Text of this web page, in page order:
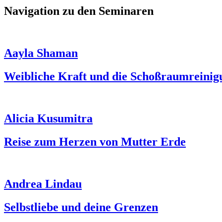
Navigation zu den Seminaren
Aayla Shaman
Weibliche Kraft und die
Alicia Kusumitra
Reise zum Herzen von Mutter Erde
Andrea Lindau
Selbstliebe und deine Grenzen